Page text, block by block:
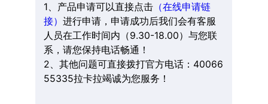
1、产品申请可以直接点击（在线申请链
接） 进行申请，申请成功后我们会有客服
人员在工作时间内（9.30-18.00）与您联
系，请您保持电话畅通！
2、其他问题可直接拨打官方电话：40066
55335拉卡拉竭诚为您服务！